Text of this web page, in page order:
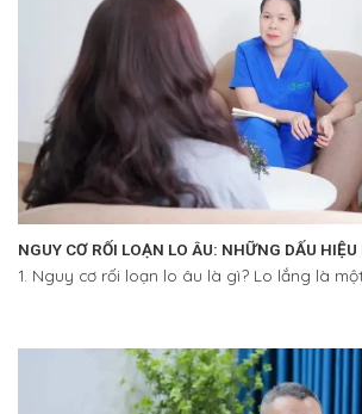
NGUY CƠ RỐI LOẠN LO ÂU: NHỮNG DẤU
1. Nguy cơ rối loạn lo âu là gì? Lo lắng là một